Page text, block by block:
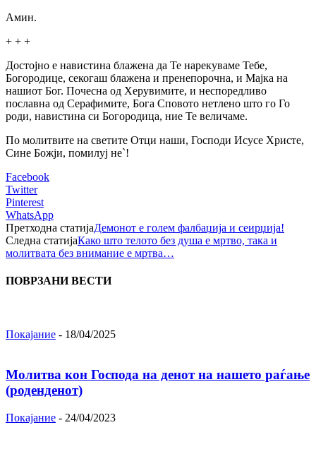
Амин.
+ + +
Достојно е навистина блажена да Те нарекуваме Тебе,
Богородице, секогаш блажена и пренепорочна, и Мајка на
нашиот Бог. Почесна од Херувимите, и неспоредливо
пославна од Серафимите, Бога Сповото нетлено што го Го
роди, навистина си Богородица, ние Те величаме.
По молитвите на светите Отци наши, Господи Исусе Христе,
Сине Божји, помилуј не`!
Facebook
Twitter
Pinterest
WhatsApp
Претходна статијаДемонот е голем фалбаџија и сеирџија!
Следна статијаКако што телото без душа е мртво, така и
молитвата без внимание е мртва…
ПОВРЗАНИ ВЕСТИ
Покајание - 18/04/2025
Молитва кон Господа на денот на нашето раѓање
(роденденот)
Покајание - 24/04/2023